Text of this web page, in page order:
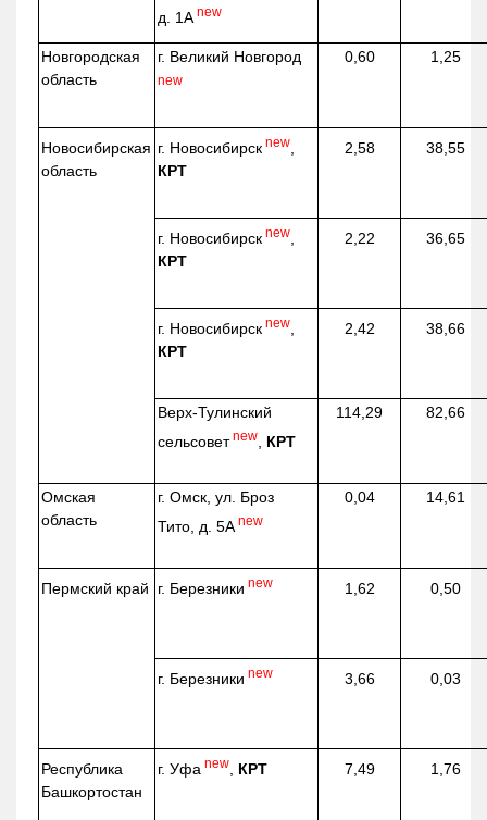
д. 1А new
Новгородская
область
г. Великий Новгород
new
0,60 1,25
Новосибирская
область
г. Новосибирск new
КРТ
2,58 38,55
г. Новосибирск new
КРТ
2,22 36,65
г. Новосибирск new
КРТ
2,42 38,66
Верх-Тулинский
сельсовет new КРТ
114,29 82,66
Омская
область
г. Омск, ул. Броз
Тито, д. 5А new
0,04 14,61
Пермский край г. Березники new 1,62 0,50
г. Березники new 3,66 0,03
Республика
Башкортостан
г. Уфа new КРТ 7,49 1,76